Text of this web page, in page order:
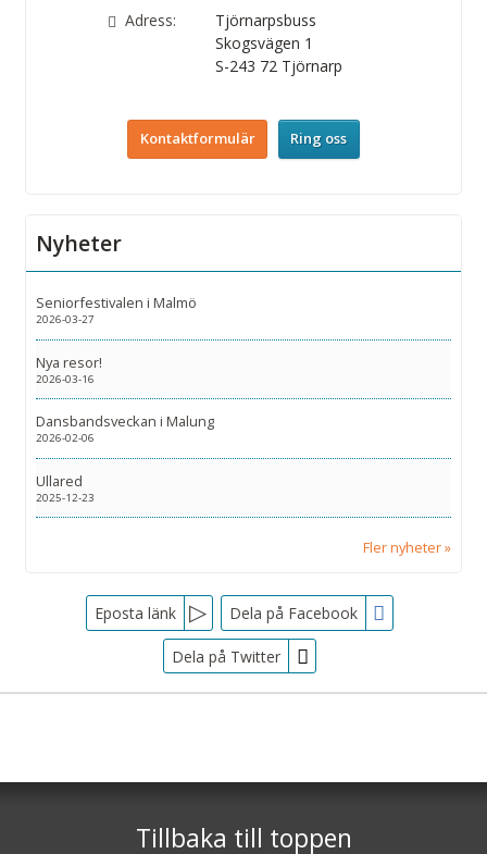
Adress:
Tjörnarpsbuss
Skogsvägen 1
S-243 72 Tjörnarp
Kontaktformulär Ring oss
Nyheter
Seniorfestivalen i Malmö
2026-03-27
Nya resor!
2026-03-16
Dansbandsveckan i Malung
2026-02-06
Ullared
2025-12-23
Fler nyheter
FacebookEposta länk Dela på Facebook
Dela på Twitter
Jag samtycker till dataskyddspolicyn.
Telefon 0451-618 00
Tillbaka till toppen